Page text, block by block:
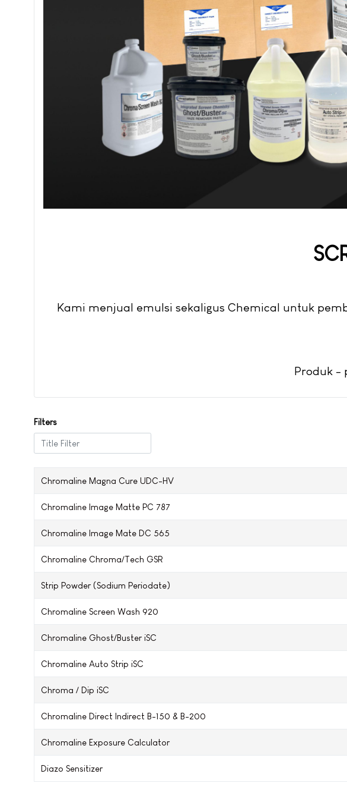
Kami menjual emulsi sekaligus Chemical untuk
Produk -
Filters
Title Filter
Chromaline Magna Cure UDC-HV
Chromaline Image Matte PC 787
Chromaline Image Mate DC 565
Chromaline Chroma/Tech GSR
Strip Powder (Sodium Periodate)
Chromaline Screen Wash 920
Chromaline Ghost/Buster iSC
Chromaline Auto Strip iSC
Chroma / Dip iSC
Chromaline Direct Indirect B-150 & B-200
Chromaline Exposure Calculator
Diazo Sensitizer